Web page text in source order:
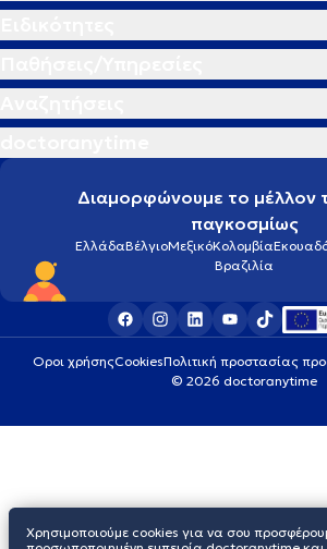
Διαμορφώνουμε το μέλλον
παγκοσμίως
ΕλλάδαΒέλγιοΜεξικόΚολομβία
Βραζιλία
Οροι χρήσηςCookiesΠολιτική προστασίας
© 2026 doctoranytime
Χρησιμοποιούμε cookies για να σου